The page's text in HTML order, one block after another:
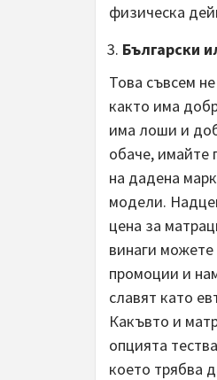
физическа
Български
Това съвсем
както има
има лоши и
обаче, имайте
на дадена
модели.
цена за
винаги
промоции и
славят като
Какъвто и
опцията
което трябва